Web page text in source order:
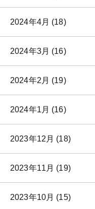
2024年4月 (18)
2024年3月 (16)
2024年2月 (19)
2024年1月 (16)
2023年12月 (18)
2023年11月 (19)
2023年10月 (15)